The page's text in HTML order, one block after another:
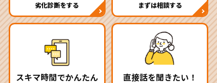
劣化診断をする まずは相談する
スキマ時間でかんたん 直接話を聞きたい！